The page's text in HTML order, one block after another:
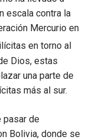
escala contra la
Mercurio en
en torno al
Dios, estas
una parte de
más al sur.
pasar de
Bolivia, donde se